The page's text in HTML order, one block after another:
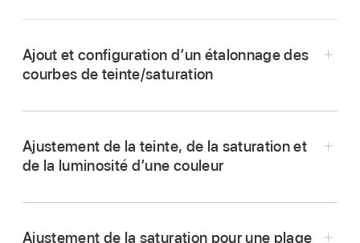
Ajout et configuration d’un étalonnage des
courbes de teinte/saturation
lecturedans le plan de sorte que celui-ci
apparaisse dans levisualiseur
Ouvrez l’inspecteur de couleur.
Astuce : si vous ajoutez fréquemment un
Ajustement de la teinte, de la saturation et
de la luminosité d’une couleur
teinte/saturationci-dessus.
Ajustement de la saturation pour une plage